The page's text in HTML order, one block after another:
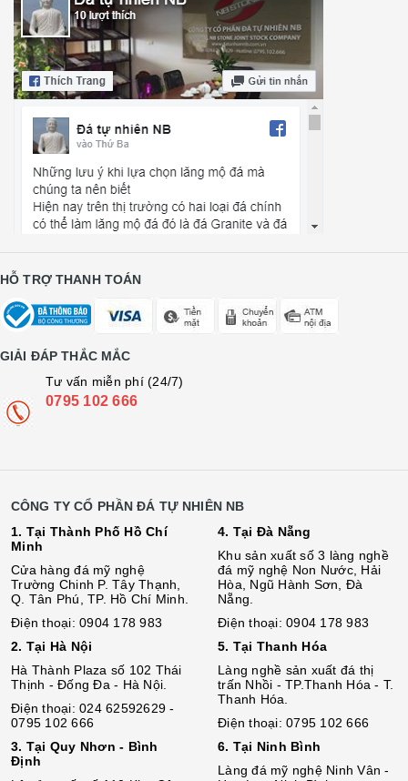
HỖ TRỢ THANH TOÁN
GIẢI ĐÁP THẮC MẮC
Tư vấn miễn phí (24/7)
0795 102 666
CÔNG TY CỔ PHẦN ĐÁ TỰ NHIÊN NB
1. Tại Thành Phố Hồ Chí
Minh
Cửa hàng đá mỹ nghệ
Trường Chinh P. Tây Thạnh,
Q. Tân Phú, TP. Hồ Chí Minh.
Điện thoại: 0904 178 983
2. Tại Hà Nội
Hà Thành Plaza số 102 Thái
Thịnh - Đống Đa - Hà Nội.
Điện thoại: 024 62592629 -
0795 102 666
3. Tại Quy Nhơn - Bình
Định
4. Tại Đà Nẵng
Khu sản xuất số 3 làng nghề
đá mỹ nghệ Non Nước, Hải
Hòa, Ngũ Hành Sơn, Đà
Nẵng.
Điện thoại: 0904 178 983
5. Tại Thanh Hóa
Làng nghề sản xuất đá thị
trấn Nhồi - TP.Thanh Hóa - T.
Thanh Hóa.
Điện thoại: 0795 102 666
6. Tại Ninh Bình
Làng đá mỹ nghệ Ninh Vân -